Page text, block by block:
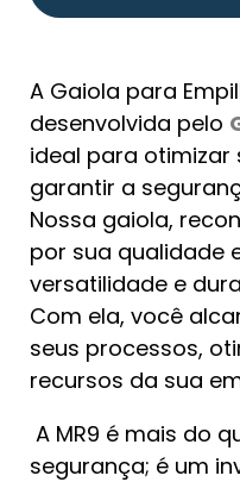
A Gaiola para
desenvolvida pelo
ideal para otimizar
garantir a
Nossa gaiola,
por sua qualidade
versatilidade e
Com ela, você
seus processos,
recursos da sua
A MR9 é mais do
segurança; é um